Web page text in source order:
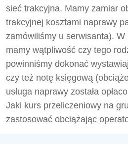
sieć trakcyjna. Mamy zamiar
trakcyjnej kosztami naprawy
zamówiliśmy u serwisanta).
mamy wątpliwość czy tego
powinniśmy dokonać
czy też notę księgową
usługa naprawy została
Jaki kurs przeliczeniowy na
zastosować obciążając